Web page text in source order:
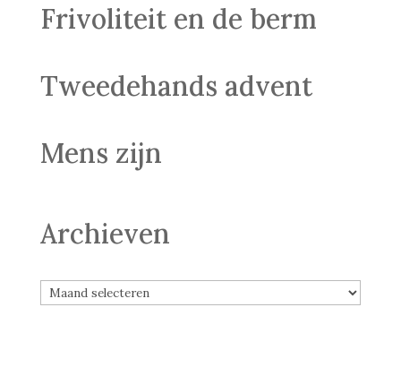
Frivoliteit en de berm
Tweedehands advent
Mens zijn
Archieven